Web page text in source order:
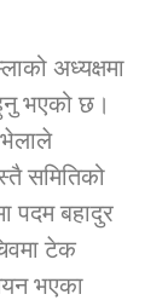
सन्देश
सुचना
अध्यक्षमा
भएको छ।
समितिको
पदम बहादुर
टेक
भएका